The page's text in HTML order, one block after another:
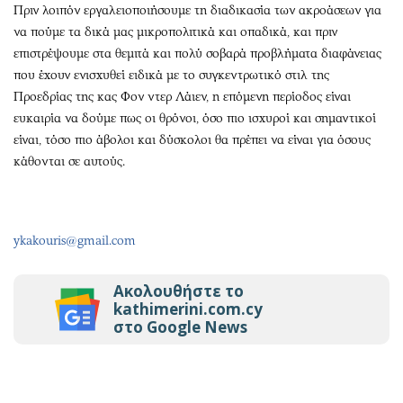
Πριν λοιπόν εργαλειοποιήσουμε τη διαδικασία των ακροάσεων για
να πούμε τα δικά μας μικροπολιτικά και οπαδικά, και πριν
επιστρέψουμε στα θεμιτά και πολύ σοβαρά προβλήματα διαφάνειας
που έχουν ενισχυθεί ειδικά με το συγκεντρωτικό στιλ της
Προεδρίας της κας Φον ντερ Λάιεν, η επόμενη περίοδος είναι
ευκαιρία να δούμε πως οι θρόνοι, όσο πιο ισχυροί και σημαντικοί
είναι, τόσο πιο άβολοι και δύσκολοι θα πρέπει να είναι για όσους
κάθονται σε αυτούς.
ykakouris@gmail.com
Ακολουθήστε το
kathimerini.com.cy
στο Google News